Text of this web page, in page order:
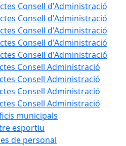
Consell d'Administració
Consell d'Administració
Consell d'Administració
Consell d'Administració
Consell d'Administració
Consell Administració
Consell Administració
Consell Administració
Consell Administració
municipals
esportiu
de personal